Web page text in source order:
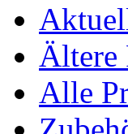
Ältere
Alle